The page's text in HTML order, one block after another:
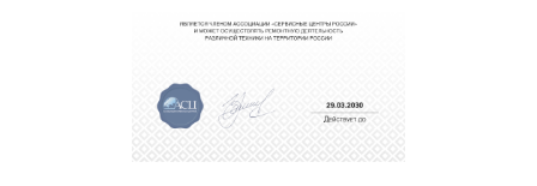
крупногабаритной техники, которые
обеспечат доставку устройств в сервис в
За годы своей деятельности мы получали только
положительные отзывы и обрели отличную
стараемся каждый день делать наш сервис еще